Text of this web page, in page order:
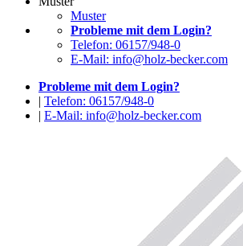
Muster
Probleme mit dem Login?
Telefon: 06157/948-0
E-Mail: info@holz-becker.com
Probleme mit dem Login?
| Telefon: 06157/948-0
| E-Mail: info@holz-becker.com